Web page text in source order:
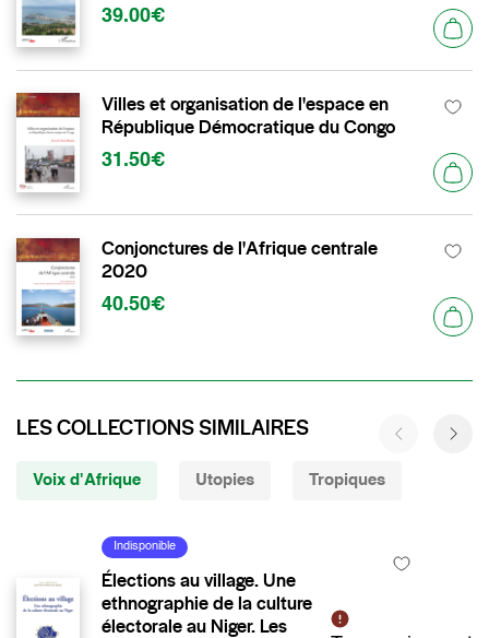
39.00€
Villes et organisation de l'espace en
République Démocratique du Congo
31.50€
Conjonctures de l'Afrique centrale
2020
40.50€
LES COLLECTIONS SIMILAIRES
Voix d'Afrique Utopies Tropiques
Indisponible
Élections au village. Une
ethnographie de la culture
électorale au Niger. Les